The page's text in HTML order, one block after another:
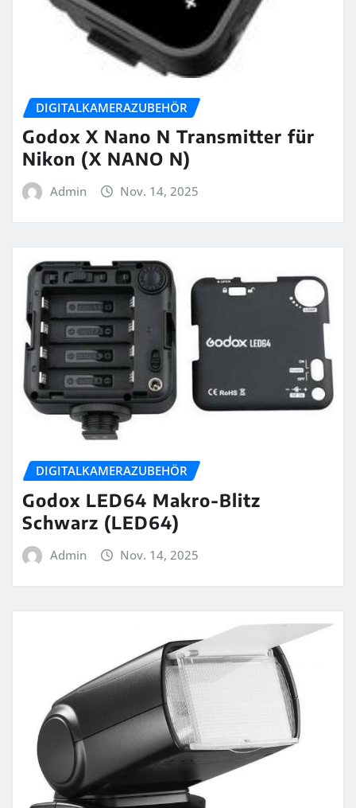
DIGITALKAMERAZUBEHÖR
Godox X Nano N Transmitter für
Nikon (X NANO N)
Admin Nov. 14, 2025
DIGITALKAMERAZUBEHÖR
Godox LED64 Makro-Blitz
Schwarz (LED64)
Admin Nov. 14, 2025